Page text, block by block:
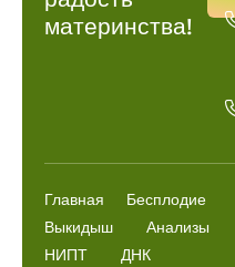
материнства!
Главная
Бесплодие
Выкидыш
Анализы
НИПТ
ДНК